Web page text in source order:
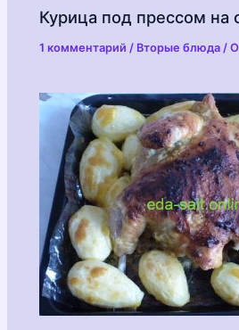
Курица под прессом на
1 комментарий / Вторые блюда /